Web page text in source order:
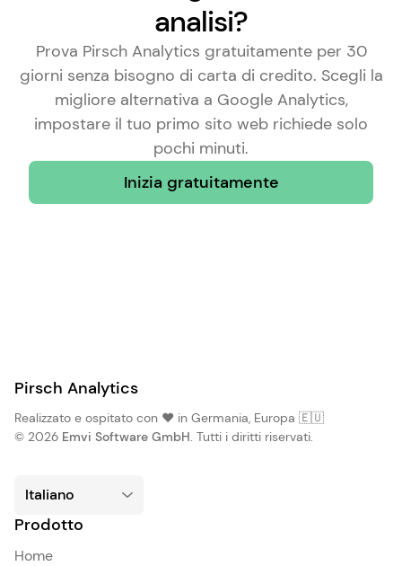
analisi?
Prova Pirsch Analytics gratuitamente per 30
giorni senza bisogno di carta di credito. Scegli la
migliore alternativa a Google Analytics,
impostare il tuo primo sito web richiede solo
pochi minuti.
Inizia gratuitamente
Pirsch Analytics
Realizzato e ospitato con ❤️ in Germania, Europa 🇪🇺
© 2026 Emvi Software GmbH. Tutti i diritti riservati.
Prodotto
Home